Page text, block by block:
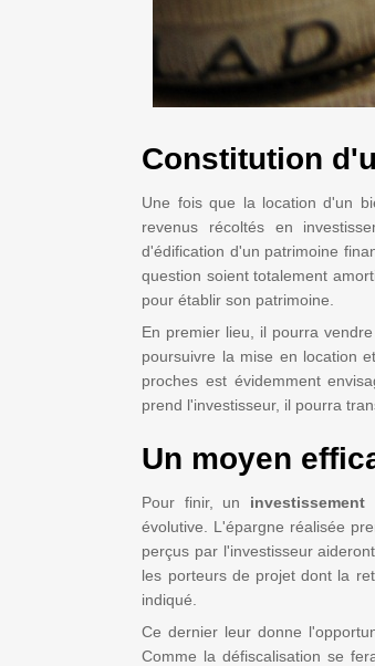
Constitution
Une fois que la location d'un
revenus récoltés en
d'édification d'un patrimoine
question soient totalement
pour établir son patrimoine.
En premier lieu, il pourra
poursuivre la mise en location
proches est évidemment
prend l'investisseur, il pourra
Un moyen
Pour finir, un investissement
évolutive. L'épargne réalisée
perçus par l'investisseur
les porteurs de projet dont la
indiqué.
Ce dernier leur donne
Comme la défiscalisation se